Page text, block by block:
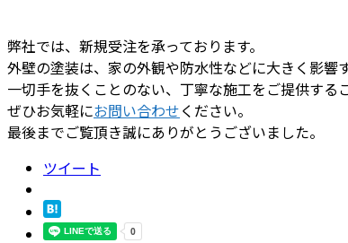
弊社では、新規受注を承っております。
外壁の塗装は、家の外観や防水性などに大きく影響
一切手を抜くことのない、丁寧な施工をご提供する
ぜひお気軽にお問い合わせください。
最後までご覧頂き誠にありがとうございました。
ツイート